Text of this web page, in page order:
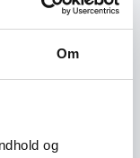
Om
og
der kunne
samtidig tager
en anden,